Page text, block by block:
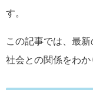
す。
この記事では、最
社会との関係をわか